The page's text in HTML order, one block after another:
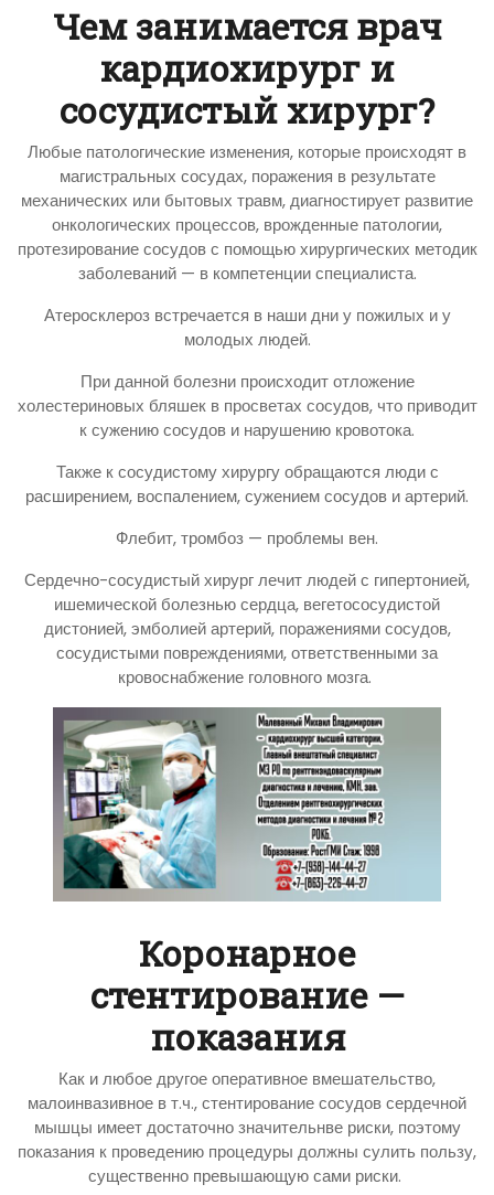
Чем занимается врач
кардиохирург и
сосудистый хирург?
Любые патологические изменения, которые происходят в
магистральных сосудах, поражения в результате
механических или бытовых травм, диагностирует развитие
онкологических процессов, врожденные патологии,
протезирование сосудов с помощью хирургических методик
заболеваний — в компетенции специалиста.
Атеросклероз встречается в наши дни у пожилых и у
молодых людей.
При данной болезни происходит отложение
холестериновых бляшек в просветах сосудов, что приводит
к сужению сосудов и нарушению кровотока.
Также к сосудистому хирургу обращаются люди с
расширением, воспалением, сужением сосудов и артерий.
Флебит, тромбоз — проблемы вен.
Сердечно-сосудистый хирург лечит людей с гипертонией,
ишемической болезнью сердца, вегетососудистой
дистонией, эмболией артерий, поражениями сосудов,
сосудистыми повреждениями, ответственными за
кровоснабжение головного мозга.
Коронарное
стентирование —
показания
Как и любое другое оперативное вмешательство,
малоинвазивное в т.ч., стентирование сосудов сердечной
мышцы имеет достаточно значительнве риски, поэтому
показания к проведению процедуры должны сулить пользу,
существенно превышающую сами риски.